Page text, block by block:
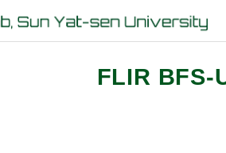
FLIR BFS-